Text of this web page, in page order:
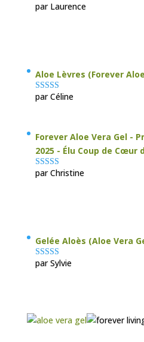
Note5sur 5
par Laurence
Aloe Lèvres (Forever
Note5sur 5
par Céline
Forever Aloe Vera Gel -
2025 - Élu Coup de Cœur
Note5sur 5
par Christine
Gelée Aloès (Aloe Vera
Note5sur 5
par Sylvie